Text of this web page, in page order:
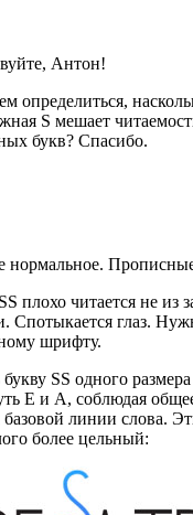
Антон!
определиться,
S мешает
букв? Спасибо.
нормальное.
плохо читается не из
Спотыкается глаз.
шрифту.
букву SS одного
E и A, соблюдая
линии слова.
более цельный: